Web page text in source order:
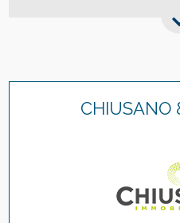
CHIUSANO